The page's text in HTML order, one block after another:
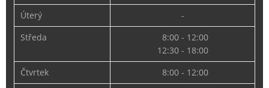
Úterý
-
Středa
8:00 - 12:00
12:30 - 18:00
Čtvrtek
8:00 - 12:00